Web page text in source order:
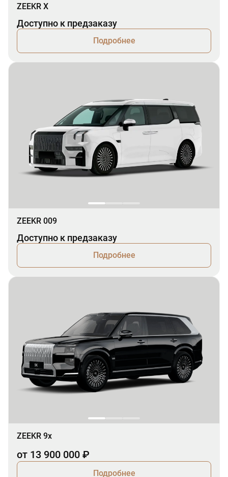
ZEEKR X
Доступно к предзаказу
Подробнее
ZEEKR 009
Доступно к предзаказу
Подробнее
ZEEKR 9x
от 13 900 000 ₽
Подробнее